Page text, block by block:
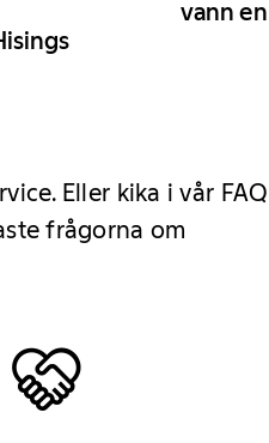
vann
Eller kika i vår FAQ
frågorna om